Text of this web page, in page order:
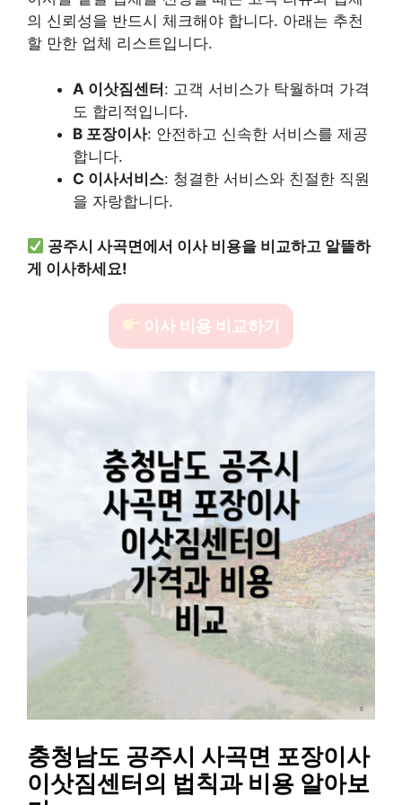
의 신뢰성을 반드시 체크해야 합니다. 아래는 추천
할 만한 업체 리스트입니다.
A 이삿짐센터: 고객 서비스가 탁월하며 가격
도 합리적입니다.
B 포장이사: 안전하고 신속한 서비스를 제공
합니다.
C 이사서비스: 청결한 서비스와 친절한 직원
을 자랑합니다.
공주시 사곡면에서 이사 비용을 비교하고 알뜰하
게 이사하세요!
이사 비용 비교하기
충청남도 공주시 사곡면 포장이사
이삿짐센터의 법칙과 비용 알아보